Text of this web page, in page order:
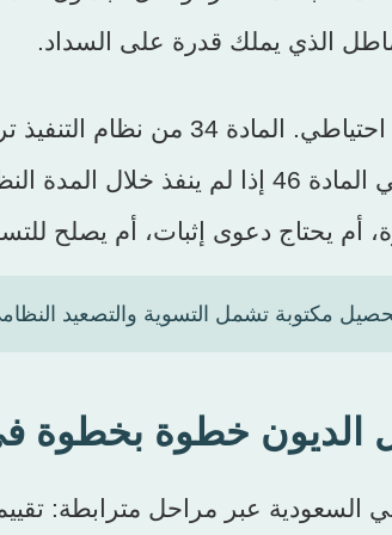
الذي يملك قدرة على السداد.
المعيار الثالث هو وجود مسار قانوني
عند تقديم سند تنفيذي صحيح، ثم تأتي المادة
أم يحتاج دعوى إثبات، أم يصلح
مكتوبة تشمل التسوية والتصعيد
خطوة بخطوة
السعودية عبر مراحل مترابطة: